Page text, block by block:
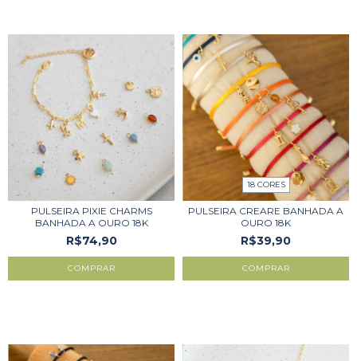
PULSEIRA PIXIE CHARMS
BANHADA A OURO 18K
R$74,90
COMPRAR
18 CORES
PULSEIRA CREARE BANHADA A
OURO 18K
R$39,90
COMPRAR